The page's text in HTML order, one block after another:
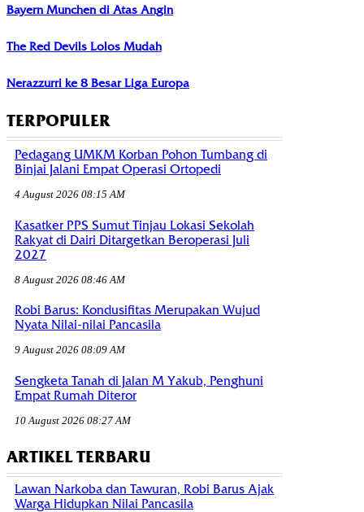
Bayern Munchen di Atas Angin
The Red Devils Lolos Mudah
Nerazzurri ke 8 Besar Liga Europa
TERPOPULER
Pedagang UMKM Korban Pohon Tumbang di
Binjai Jalani Empat Operasi Ortopedi
4 August 2026 08:15 AM
Kasatker PPS Sumut Tinjau Lokasi Sekolah
Rakyat di Dairi Ditargetkan Beroperasi Juli
2027
8 August 2026 08:46 AM
Robi Barus: Kondusifitas Merupakan Wujud
Nyata Nilai-nilai Pancasila
9 August 2026 08:09 AM
Sengketa Tanah di Jalan M Yakub, Penghuni
Empat Rumah Diteror
10 August 2026 08:27 AM
ARTIKEL TERBARU
Lawan Narkoba dan Tawuran, Robi Barus Ajak
Warga Hidupkan Nilai Pancasila